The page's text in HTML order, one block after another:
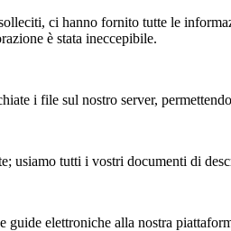
ci hanno fornito tutte le
è stata ineccepibile.
i file sul nostro server,
usiamo tutti i vostri documenti di
guide elettroniche alla nostra